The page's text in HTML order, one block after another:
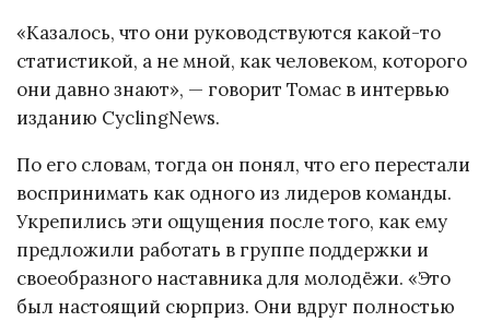
«Казалось, что они руководствуются какой-то
статистикой, а не мной, как человеком, которого
они давно знают», — говорит Томас в интервью
изданию CyclingNews.
По его словам, тогда он понял, что его перестали
воспринимать как одного из лидеров команды.
Укрепились эти ощущения после того, как ему
предложили работать в группе поддержки и
своеобразного наставника для молодёжи. «Это
был настоящий сюрприз. Они вдруг полностью